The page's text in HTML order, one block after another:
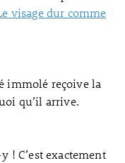
visage dur comme
immolé reçoive la
qu’il arrive.
C’est exactement